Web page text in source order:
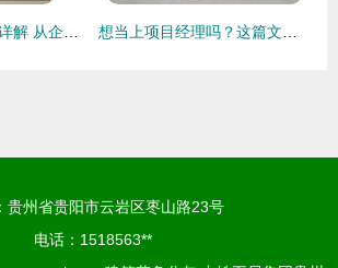
贵州省贵阳市云岩区枣山路23号
电话：1518563**